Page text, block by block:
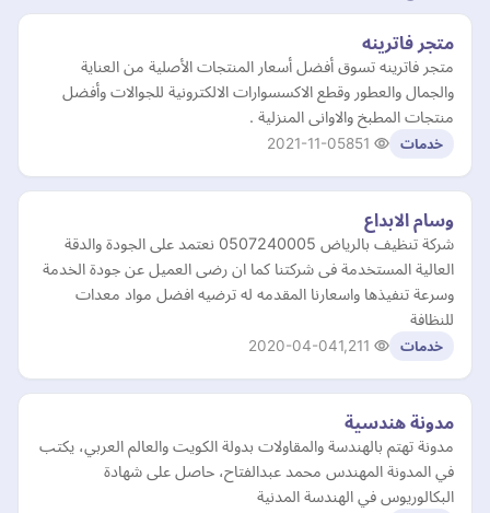
متجر فاترينه
متجر فاترينه تسوق أفضل أسعار المنتجات الأصلية من العناية
والجمال والعطور وقطع الاكسسوارات الالكترونية للجوالات وأفضل
منتجات المطبخ والاوانى المنزلية .
خدمات 2021-11-05
وسام الابداع
شركة تنظيف بالرياض 0507240005 نعتمد على الجودة والدقة
العالية المستخدمة فى شركتنا كما ان رضى العميل عن جودة الخدمة
وسرعة تنفيذها واسعارنا المقدمه له ترضيه افضل مواد معدات
للنظافة
خدمات 2020-04-04
مدونة هندسية
مدونة تهتم بالهندسة والمقاولات بدولة الكويت والعالم العربي، يكتب
في المدونة المهندس محمد عبدالفتاح، حاصل على شهادة
البكالوريوس في الهندسة المدنية